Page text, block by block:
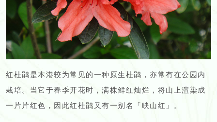
红杜鹃是本港较为常见的一种原生杜鹃，亦常有在公园内
栽培。当它于春季开花时，满株鲜红灿烂，将山上渲染成
一片片红色，因此红杜鹃又有一别名「映山红」。